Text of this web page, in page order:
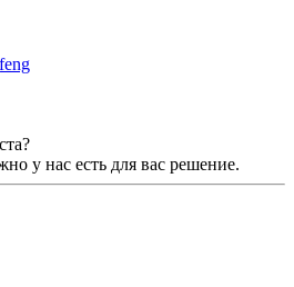
у нас есть для вас решение.